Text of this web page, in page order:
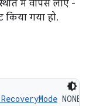
में वापस लाएं -
किया गया हो.
NONE